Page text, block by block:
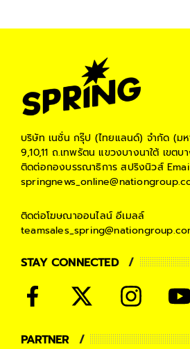
บริษัท เนชั่น กรุ๊ป (ไทยแลนด์) จำกัด (ม
9,10,11 ถ.เทพรัตน แขวงบางนาใต้ เขต
ติดต่อกองบรรณาธิการ สปริงนิวส์
ติดต่อโฆษณาออนไลน์ อีเมลล์
STAY CONNECTED
PARTNER